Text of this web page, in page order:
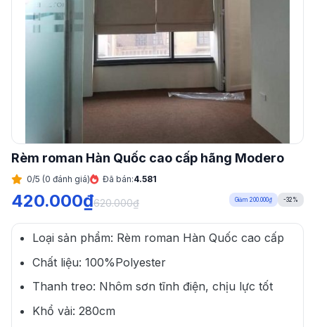
Rèm roman Hàn Quốc cao cấp hãng Modero
0/5 (0 đánh giá) Đã bán:4.581
420.000₫620.000₫ Giảm 200.000₫ -32%
Loại sản phẩm: Rèm roman Hàn Quốc cao cấp
Chất liệu: 100%Polyester
Thanh treo: Nhôm sơn tĩnh điện, chịu lực tốt
Khổ vải: 280cm